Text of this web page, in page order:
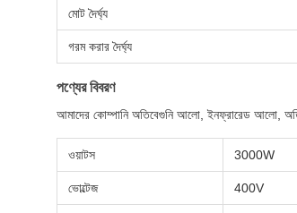
মোট দৈর্ঘ্য
গরম করার দৈর্ঘ্য
পণ্যের বিবরণ
আমাদের কোম্পানি অতিবেগুনি আলো, ইনফ্রারেড আলো,
ওয়াটস 3000W
ভোল্টেজ 400V